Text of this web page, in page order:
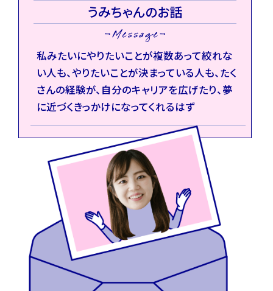
うみちゃんのお話
私みたいにやりたいことが複数あって絞れな
い人も、やりたいことが決まっている人も、たく
さんの経験が、自分のキャリアを広げたり、夢
に近づくきっかけになってくれるはず